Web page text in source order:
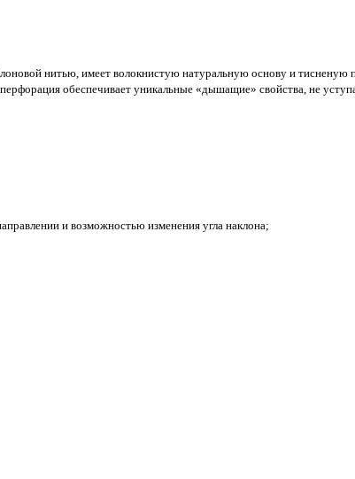
нитью, имеет волокнистую натуральную основу и тисненую
обеспечивает уникальные «дышащие» свойства, не
и возможностью изменения угла наклона;